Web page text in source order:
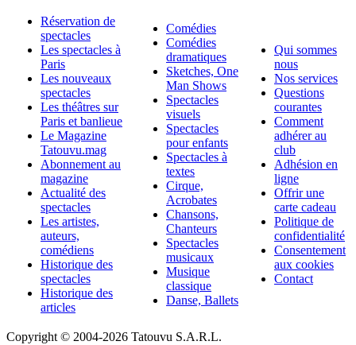
Réservation de
spectacles
Les spectacles à
Paris
Les nouveaux
spectacles
Les théâtres sur
Paris et banlieue
Le Magazine
Tatouvu.mag
Abonnement au
magazine
Actualité des
spectacles
Les artistes,
auteurs,
comédiens
Historique des
spectacles
Historique des
articles
Comédies
Comédies
dramatiques
Sketches, One
Man Shows
Spectacles
visuels
Spectacles
pour enfants
Spectacles à
textes
Cirque,
Acrobates
Chansons,
Chanteurs
Spectacles
musicaux
Musique
classique
Danse, Ballets
Qui sommes
nous
Nos services
Questions
courantes
Comment
adhérer au
club
Adhésion en
ligne
Offrir une
carte cadeau
Politique de
confidentialité
Consentement
aux cookies
Contact
Copyright © 2004-2026 Tatouvu S.A.R.L.